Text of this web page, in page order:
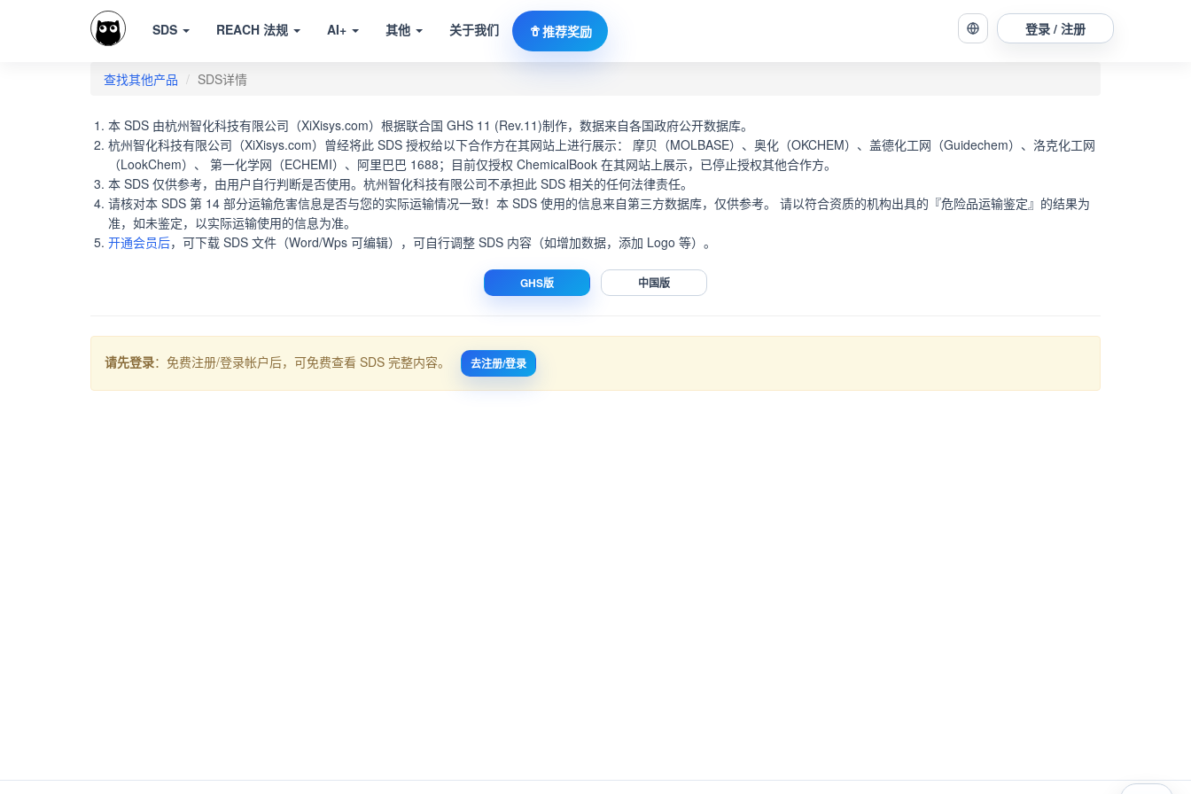
SDS REACH 法规 AI+ 其他 关于我们 推荐奖励 登录 / 注册
查找其他产品 SDS详情
本 SDS 由杭州智化科技有限公司（XiXisys.com）根据联合国 GHS 11 (Rev.11)制作，数据来自各国政府公开数据库。
杭州智化科技有限公司（XiXisys.com）曾经将此 SDS 授权给以下合作方在其网站上进行展示： 摩贝（MOLBASE）、奥化（OKCHEM）、盖德化工网（Guidechem）、洛克化工网
（LookChem）、 第一化学网（ECHEMI）、阿里巴巴 1688；目前仅授权 ChemicalBook 在其网站上展示，已停止授权其他合作方。
本 SDS 仅供参考，由用户自行判断是否使用。杭州智化科技有限公司不承担此 SDS 相关的任何法律责任。
请核对本 SDS 第 14 部分运输危害信息是否与您的实际运输情况一致！本 SDS 使用的信息来自第三方数据库，仅供参考。 请以符合资质的机构出具的『危险品运输鉴定』的结果为
准，如未鉴定，以实际运输使用的信息为准。
开通会员后，可下载 SDS 文件（Word/Wps 可编辑），可自行调整 SDS 内容（如增加数据，添加 Logo 等）。
GHS版 中国版
请先登录：免费注册/登录帐户后，可免费查看 SDS 完整内容。 去注册/登录